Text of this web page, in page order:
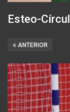
Esteo-
ANTERIOR